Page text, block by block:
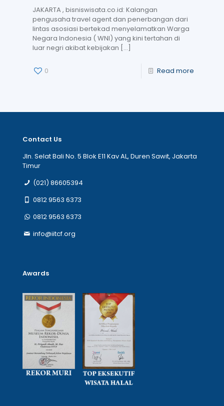
JAKARTA , bisniswisata.co.id: Kalangan
pengusaha travel agent dan penerbangan dari
lintas asosiasi bertekad menyelamatkan Warga
Negara Indonesia ( WNI) yang kini tertahan di
luar negri akibat kebijakan […]
0 Read more
Contact Us
Jln. Selat Bali No. 5 Blok E11 Kav AL, Duren Sawit, Jakarta
Timur
(021) 86605394
0812 9563 6373
0812 9563 6373
info@iitcf.org
Awards